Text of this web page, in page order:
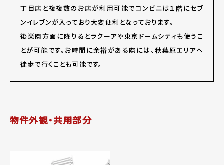
丁目店と複複数のお店が利用可能でコンビニは１階にセブ
ンイレブンが入っており大変便利となっております。
後楽園方面に降りるとラクーアや東京ドームシティも使うこ
とが可能です。お時間に余裕がある際には、秋葉原エリアへ
徒歩で行くことも可能です。
物件外観・共用部分